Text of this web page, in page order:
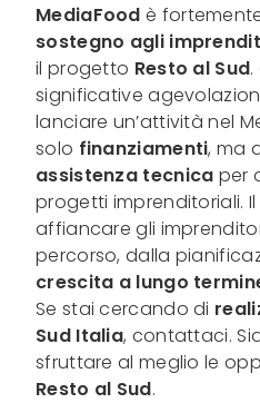
MediaFood è
sostegno agli
il progetto Resto al Sud
significative
lanciare un’attività nel
solo finanziamenti, ma
assistenza tecnica per
progetti imprenditoriali.
affiancare gli
percorso, dalla
crescita a lungo
Se stai cercando di
Sud Italia, contattaci.
sfruttare al meglio le
Resto al Sud.